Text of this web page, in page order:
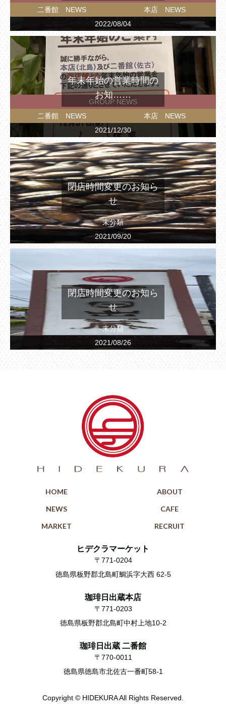
二番館 NEWS
本店 NEWS
2022/08/04
GROUP NEWS
二番館 NEWS
本店 NEWS
2021/12/30
年末年始の営業時間の
お知……
未分類
2021/09/20
閉店時間変更のお知ら
せ
未分類
2021/08/26
閉店時間変更のお知ら
せ
HOME
ABOUT
NEWS
CAFE
MARKET
RECRUIT
ヒデクラマーケット
〒771-0204
徳島県板野郡北島町鯛浜字大西 62-5
珈琲日出蔵本店
〒771-0203
徳島県板野郡北島町中村上地10-2
珈琲日出蔵 二番館
〒770-0011
徳島県徳島市北佐古一番町58-1
Copyright © HIDEKURA All Rights Reserved.